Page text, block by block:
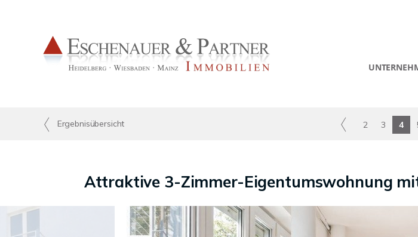
Ergebnisübersicht 2 3 4
Attraktive 3-Zimmer-Eigentumswohnung